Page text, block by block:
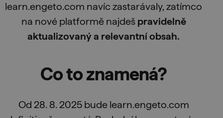
learn.engeto.com navíc zastarávaly, zatímco
na nové platformě najdeš pravidelně
aktualizovaný a relevantní obsah.
Co to znamená?
Od 28. 8. 2025 bude learn.engeto.com